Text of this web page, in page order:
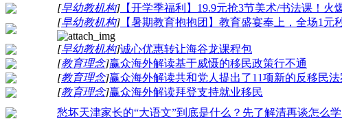
[早幼教机构] 【开学季福利】19.9元抢3节美术/书法课！火
[早幼教机构] 【暑期教育抱抱团】教育盛宴奉上，全场1元
[早幼教机构]诚心优惠转让海谷龙课程包
[教育理念]赢众海外解读基于威慑的移民政策行不通
[教育理念]赢众海外解读共和党人提出了11项新的反移民法
[教育理念]赢众海外解读拜登支持就业移民
愁坏天津家长的“大语文”到底是什么？先了解清再谈怎么学